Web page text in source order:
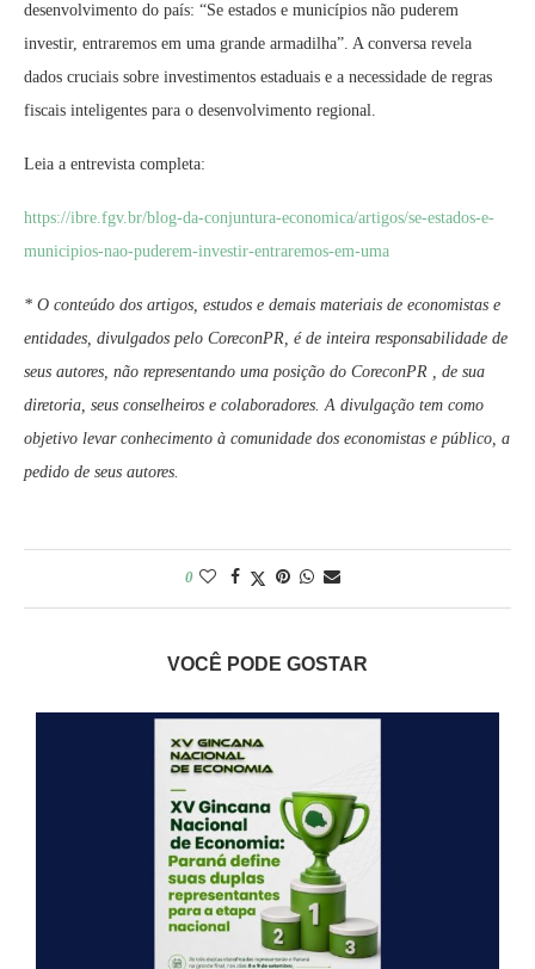
desenvolvimento do país: “Se estados e municípios não puderem
investir, entraremos em uma grande armadilha”. A conversa revela
dados cruciais sobre investimentos estaduais e a necessidade de regras
fiscais inteligentes para o desenvolvimento regional.
Leia a entrevista completa:
https://ibre.fgv.br/blog-da-conjuntura-economica/artigos/se-estados-e-
municipios-nao-puderem-investir-entraremos-em-uma
* O conteúdo dos artigos, estudos e demais materiais de economistas e
entidades, divulgados pelo CoreconPR, é de inteira responsabilidade de
seus autores, não representando uma posição do CoreconPR , de sua
diretoria, seus conselheiros e colaboradores. A divulgação tem como
objetivo levar conhecimento à comunidade dos economistas e público, a
pedido de seus autores.
0
VOCÊ PODE GOSTAR